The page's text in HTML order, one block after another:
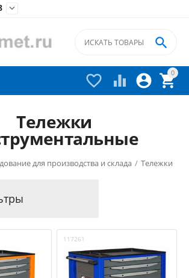

0


 

Тележки
для производства и склада / Тележки
117261